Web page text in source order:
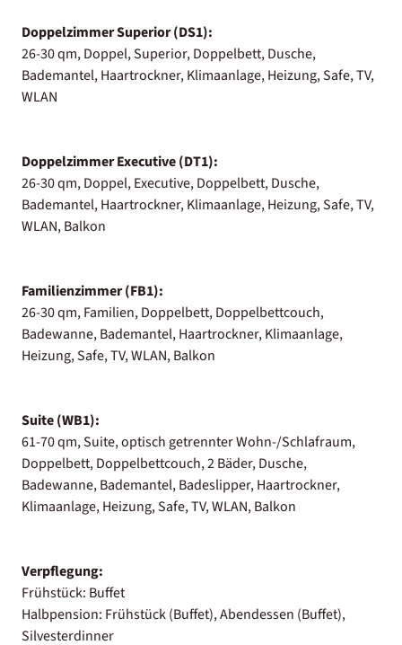
Doppelzimmer Superior (DS1):
26-30 qm, Doppel, Superior, Doppelbett, Dusche,
Bademantel, Haartrockner, Klimaanlage, Heizung, Safe, TV,
WLAN
Doppelzimmer Executive (DT1):
26-30 qm, Doppel, Executive, Doppelbett, Dusche,
Bademantel, Haartrockner, Klimaanlage, Heizung, Safe, TV,
WLAN, Balkon
Familienzimmer (FB1):
26-30 qm, Familien, Doppelbett, Doppelbettcouch,
Badewanne, Bademantel, Haartrockner, Klimaanlage,
Heizung, Safe, TV, WLAN, Balkon
Suite (WB1):
61-70 qm, Suite, optisch getrennter Wohn-/Schlafraum,
Doppelbett, Doppelbettcouch, 2 Bäder, Dusche,
Badewanne, Bademantel, Badeslipper, Haartrockner,
Klimaanlage, Heizung, Safe, TV, WLAN, Balkon
Verpflegung:
Frühstück: Buffet
Halbpension: Frühstück (Buffet), Abendessen (Buffet),
Silvesterdinner